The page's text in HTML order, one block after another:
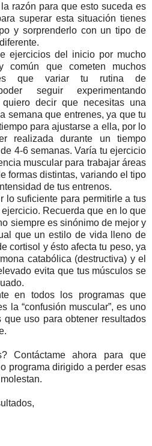
la razón para que esto suceda es
superar esta situación tienes
y sorprenderlo con un tipo de
ejercicios del inicio por mucho
común que cometen muchos
que variar tu rutina de
seguir experimentando
decir que necesitas una
semana que entrenes, ya que tu
para ajustarse a ella, por lo
realizada durante un tiempo
4-6 semanas. Varía tu ejercicio
muscular para trabajar áreas
formas distintas, variando el tipo
de tus entrenos.
lo suficiente para permitirle a tus
Recuerda que en lo que
siempre es sinónimo de mejor y
que un estilo de vida lleno de
cortisol y ésto afecta tu peso, ya
catabólica (destructiva) y el
evita que tus músculos se
en todos los programas que
la “confusión muscular”, es uno
uso para obtener resultados
Contáctame ahora para que
programa dirigido a perder esas